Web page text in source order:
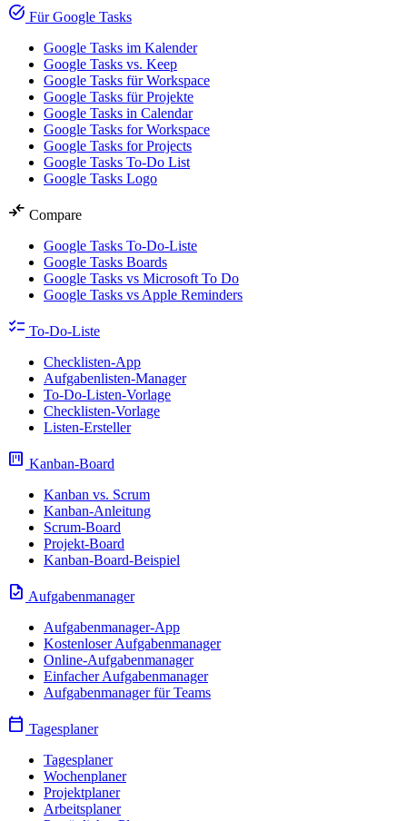
task_alt Für Google Tasks
Google Tasks im Kalender
Google Tasks vs. Keep
Google Tasks für Workspace
Google Tasks für Projekte
Google Tasks in Calendar
Google Tasks for Workspace
Google Tasks for Projects
Google Tasks To-Do List
Google Tasks Logo
compare_arrows Compare
Google Tasks To-Do-Liste
Google Tasks Boards
Google Tasks vs Microsoft To Do
Google Tasks vs Apple Reminders
checklist To-Do-Liste
Checklisten-App
Aufgabenlisten-Manager
To-Do-Listen-Vorlage
Checklisten-Vorlage
Listen-Ersteller
view_kanban Kanban-Board
Kanban vs. Scrum
Kanban-Anleitung
Scrum-Board
Projekt-Board
Kanban-Board-Beispiel
task Aufgabenmanager
Aufgabenmanager-App
Kostenloser Aufgabenmanager
Online-Aufgabenmanager
Einfacher Aufgabenmanager
Aufgabenmanager für Teams
calendar_today Tagesplaner
Tagesplaner
Wochenplaner
Projektplaner
Arbeitsplaner